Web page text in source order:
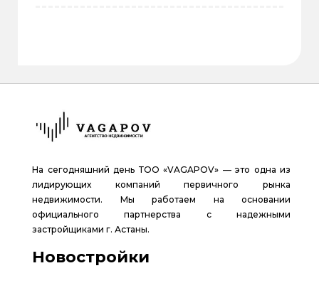
На сегодняшний день ТОО «VAGAPOV» — это одна из
лидирующих компаний первичного рынка
недвижимости. Мы работаем на основании
официального партнерства с надежными
застройщиками г. Астаны.
Новостройки